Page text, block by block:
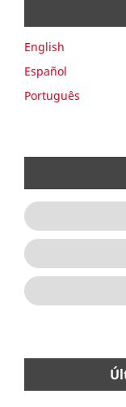
English
Español
Português